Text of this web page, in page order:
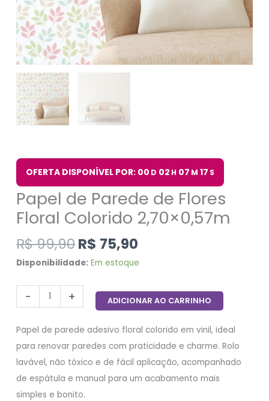
OFERTA DISPONÍVEL POR: 00 D 02 H 07 M 16 S
Papel de Parede de Flores
Floral Colorido 2,70×0,57m
R$99,90R$ 75,90
Disponibilidade: Em estoque
- + ADICIONAR AO CARRINHO
Papel de parede adesivo floral colorido em vinil, ideal
para renovar paredes com praticidade e charme. Rolo
lavável, não tóxico e de fácil aplicação, acompanhado
de espátula e manual para um acabamento mais
simples e bonito.